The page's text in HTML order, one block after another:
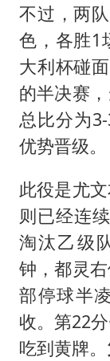
不过，两
色，各胜1
大利杯碰
的半决赛
总比分为
优势晋级。
此役是尤
则已经连
淘汰乙级
钟，都灵
部停球半
收。第22分
吃到黄牌。